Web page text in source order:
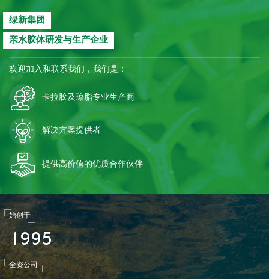
绿新集团
亲水胶体研发与生产企业
欢迎加入和联系我们，我们是：
卡拉胶及琼脂专业生产商
解决方案提供者
提供高价值的优质合作伙伴
始创于
1 995
全资公司